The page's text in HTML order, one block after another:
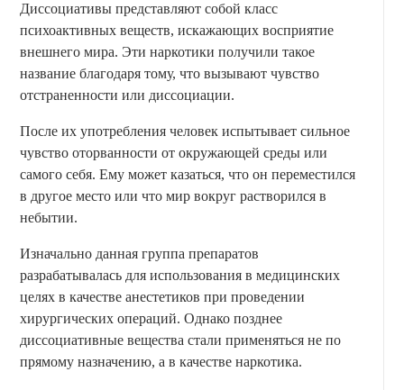
Диссоциативы представляют собой класс
психоактивных веществ, искажающих восприятие
внешнего мира. Эти наркотики получили такое
название благодаря тому, что вызывают чувство
отстраненности или диссоциации.
После их употребления человек испытывает сильное
чувство оторванности от окружающей среды или
самого себя. Ему может казаться, что он переместился
в другое место или что мир вокруг растворился в
небытии.
Изначально данная группа препаратов
разрабатывалась для использования в медицинских
целях в качестве анестетиков при проведении
хирургических операций. Однако позднее
диссоциативные вещества стали применяться не по
прямому назначению, а в качестве наркотика.